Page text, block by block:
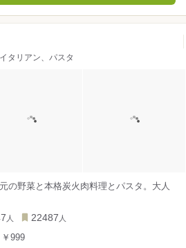
タリアン、パスタ
の野菜と本格炭火肉料理とパスタ。大人
人 22487 人
￥999